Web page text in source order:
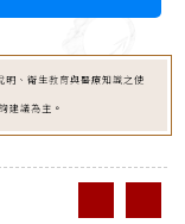
明、衛生教育與醫療知識之使
建議為主。